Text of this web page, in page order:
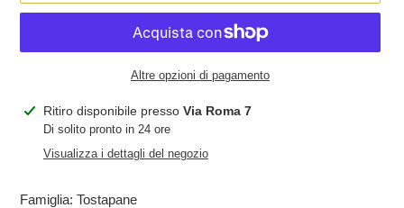
Altre opzioni di pagamento
Inserimento
prodotto
Ritiro disponibile presso Via Roma 7
Di solito pronto in 24 ore
Visualizza i dettagli del negozio
Famiglia: Tostapane